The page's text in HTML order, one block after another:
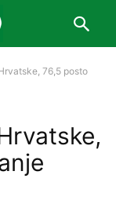
76,5 posto